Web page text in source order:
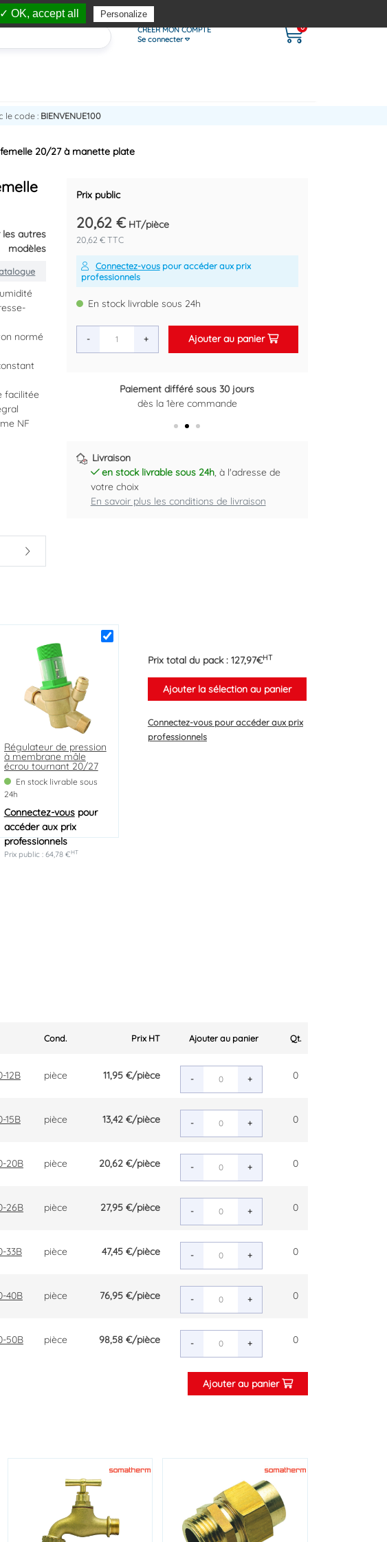
CRÉER MON COMPTE
Se connecter
0
le code : BIENVENUE100
20/27 à manette plate
les autres
modèles
normé
facilitée
NF
en
constant
Prix public
20,62 €HT/pièce
20,62 € TTC
Connectez-vouspour accéder aux prix
professionnels
En stock livrable sous 24h
- + Ajouter au panier
Retour gratuit sous 14 jours
Plus d'informations ici
Livraison
en stock livrable sous 24h, à l'adresse de
votre choix
En savoir plus les conditions de livraison
Régulateur de pression
à membrane mâle
écrou tournant 20/27
En stock livrable sous
24h
Connectez-vouspour
accéder aux prix
professionnels
Prix public : 64,78 €HT
Prix total du pack : 127,97€HT
Ajouter la sélection au panier
Connectez-vouspour accéder aux prix
professionnels
Cond. Prix HT Ajouter au panier Qt.
12B pièce 11,95 €/pièce - + 0
15B pièce 13,42 €/pièce - + 0
20B pièce 20,62 €/pièce - + 0
26B pièce 27,95 €/pièce - + 0
33B pièce 47,45 €/pièce - + 0
40B pièce 76,95 €/pièce - + 0
50B pièce 98,58 €/pièce - + 0
Ajouter au panier
✓ OK, accept all Personalize